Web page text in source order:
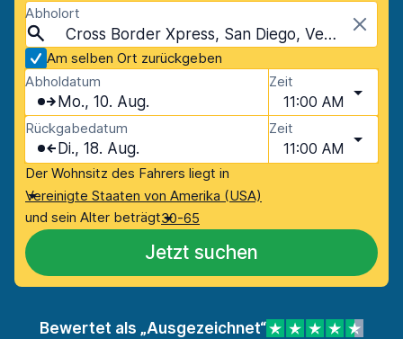
Abholort
Cross Border Xpress, San Diego, Vereinigte Staaten - Kalifornien
Am selben Ort zurückgeben
Abholdatum
Mo., 10. Aug.
Zeit
11:00 AM
Rückgabedatum
Di., 18. Aug.
Zeit
11:00 AM
Der Wohnsitz des Fahrers liegt in
Vereinigte Staaten von Amerika (USA)
und sein Alter beträgt30-65
Jetzt suchen
Bewertet als „Ausgezeichnet“